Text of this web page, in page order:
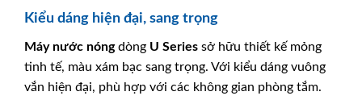
Kiểu dáng hiện đại, sang trọng
Máy nước nóngdòng U Series sở hữu thiết kế mỏng
tinh tế, màu xám bạc sang trọng. Với kiểu dáng vuông
vắn hiện đại, phù hợp với các không gian phòng tắm.